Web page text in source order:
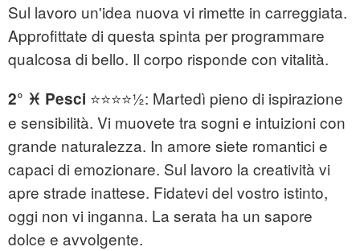
Sul lavoro un'idea nuova vi rimette in carreggiata.
Approfittate di questa spinta per programmare
qualcosa di bello. Il corpo risponde con vitalità.
2° ♓ Pesci ⭐⭐⭐⭐½: Martedì pieno di ispirazione
e sensibilità. Vi muovete tra sogni e intuizioni con
grande naturalezza. In amore siete romantici e
capaci di emozionare. Sul lavoro la creatività vi
apre strade inattese. Fidatevi del vostro istinto,
oggi non vi inganna. La serata ha un sapore
dolce e avvolgente.